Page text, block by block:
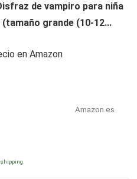
de vampiro para niña
grande (10-12...
en Amazon
Amazon.es